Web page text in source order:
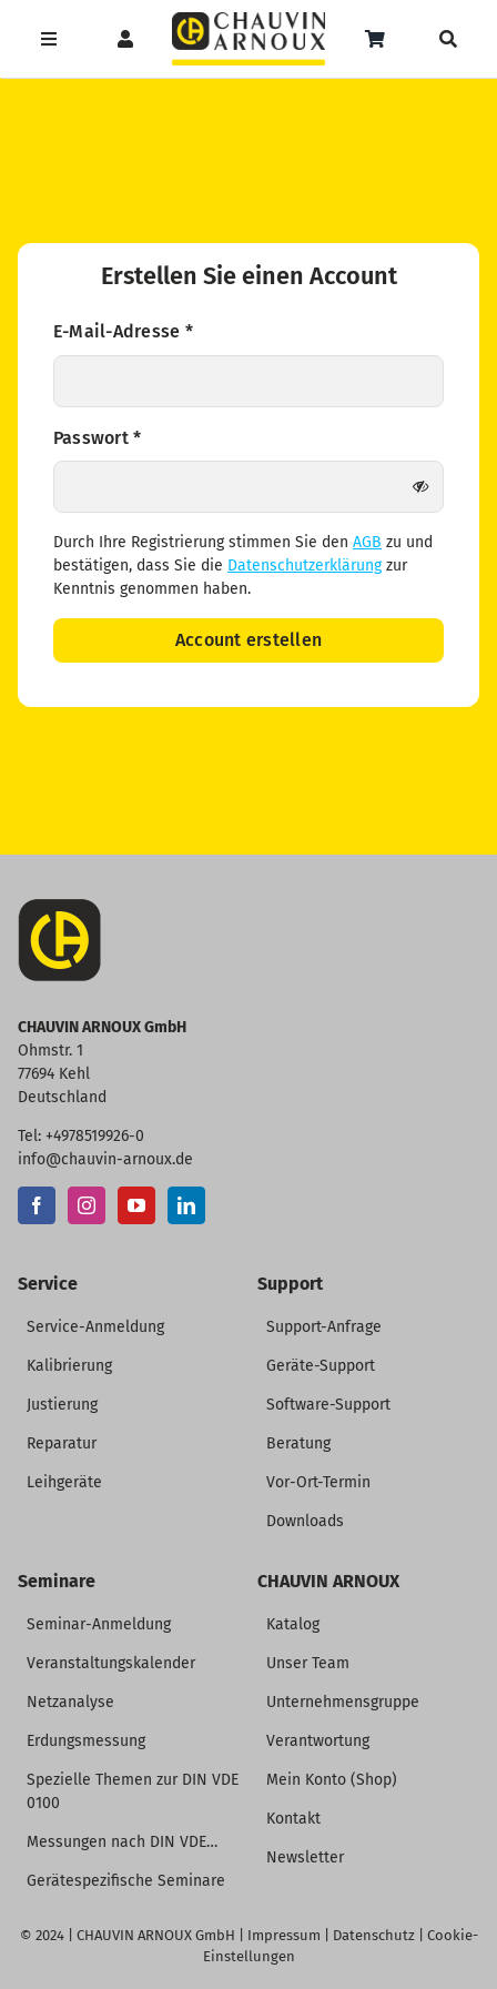
InhaltToggle
Unser Team
Katalog
Toggle
Navigation
Toggle
Erstellen Sie einen Account
E-Mail-Adresse *
Passwort*
Durch Ihre Registrierung stimmen Sie den AGB zu und
bestätigen, dass Sie die Datenschutzerklärungzur
Kenntnis genommen haben.
Account erstellen
CHAUVIN ARNOUX GmbH
Ohmstr. 1
77694 Kehl
Deutschland
Tel: +4978519926-0
info@chauvin-arnoux.de
Service
Service-Anmeldung
Kalibrierung
Justierung
Reparatur
Leihgeräte
Support
Support-Anfrage
Geräte-Support
Software-Support
Beratung
Vor-Ort-Termin
Downloads
Seminare
Seminar-Anmeldung
Veranstaltungskalender
Netzanalyse
Erdungsmessung
Spezielle Themen zur DIN VDE
0100
Messungen nach DIN VDE…
Gerätespezifische Seminare
CHAUVIN ARNOUX
Katalog
Unser Team
Unternehmensgruppe
Verantwortung
Mein Konto (Shop)
Kontakt
Newsletter
© 2024 | CHAUVIN ARNOUX GmbH Impressum Datenschutz| Cookie-
Einstellungen